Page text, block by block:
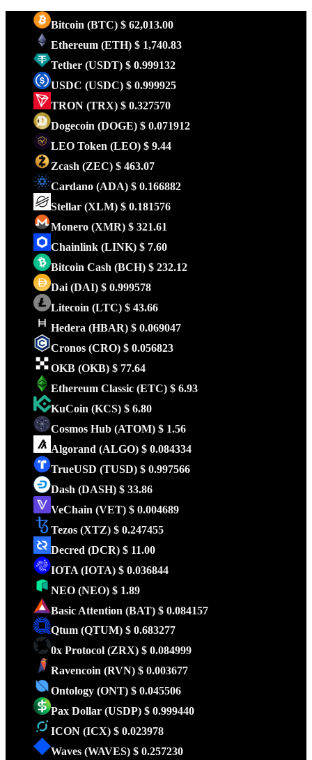
Bitcoin (BTC) $ 62,013.00
Ethereum (ETH) $ 1,740.83
Tether (USDT) $ 0.999132
USDC (USDC) $ 0.999925
TRON (TRX) $ 0.327570
Dogecoin (DOGE) $ 0.071912
LEO Token (LEO) $ 9.44
Zcash (ZEC) $ 463.07
Cardano (ADA) $ 0.166882
Stellar (XLM) $ 0.181576
Monero (XMR) $ 321.61
Chainlink (LINK) $ 7.60
Bitcoin Cash (BCH) $ 232.12
Dai (DAI) $ 0.999578
Litecoin (LTC) $ 43.66
Hedera (HBAR) $ 0.069047
Cronos (CRO) $ 0.056823
OKB (OKB) $ 77.64
Ethereum Classic (ETC) $ 6.93
KuCoin (KCS) $ 6.80
Cosmos Hub (ATOM) $ 1.56
Algorand (ALGO) $ 0.084334
TrueUSD (TUSD) $ 0.997566
Dash (DASH) $ 33.86
VeChain (VET) $ 0.004689
Tezos (XTZ) $ 0.247455
Decred (DCR) $ 11.00
IOTA (IOTA) $ 0.036844
NEO (NEO) $ 1.89
Basic Attention (BAT) $ 0.084157
Qtum (QTUM) $ 0.683277
0x Protocol (ZRX) $ 0.084999
Ravencoin (RVN) $ 0.003677
Ontology (ONT) $ 0.045506
Pax Dollar (USDP) $ 0.999440
ICON (ICX) $ 0.023978
Waves (WAVES) $ 0.257230